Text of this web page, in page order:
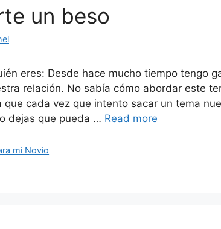
un beso
eres: Desde hace mucho tiempo tengo
relación. No sabía cómo abordar este
que cada vez que intento sacar un tema
dejas que pueda … Read more
mi Novio